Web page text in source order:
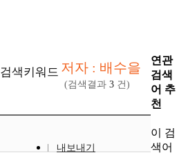
검색키워드 저자 : 배수을
(검색결과 3 건)
내보내기
연관
검색
어 추
천
이 검
색어